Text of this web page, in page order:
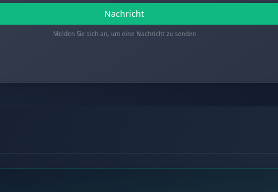
Nachricht
Melden Sie sich an, um eine Nachricht zu senden